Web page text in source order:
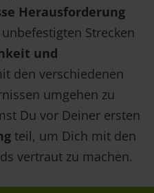
Herausforderung
Strecken
und
den verschiedenen
umgehen zu
Du vor Deiner ersten
teil, um Dich mit den
vertraut zu machen.